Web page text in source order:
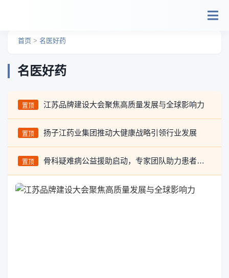
首页 > 名医好药
名医好药
置顶 江苏品牌建设大会聚焦高质量发展与全球影响力
置顶 扬子江药业集团推动大健康战略引领行业发展
置顶 骨科疑难病公益援助启动，专家团队助力患者救治